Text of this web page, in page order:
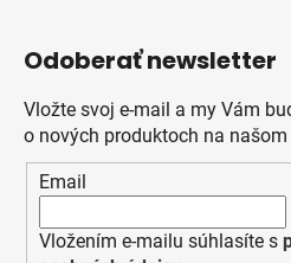
Odoberať newsletter
Vložte svoj e-mail a my Vám
o nových produktoch na našom
Email
Vložením e-mailu súhlasíte s